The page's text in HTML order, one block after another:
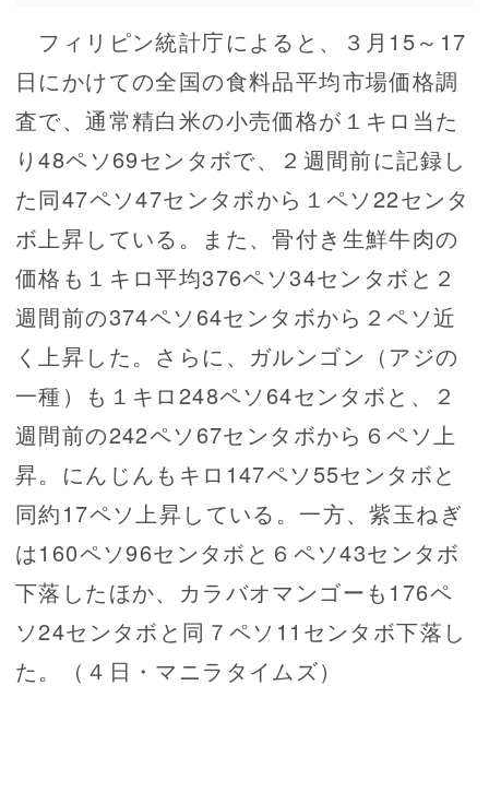
フィリピン統計庁によると、３月15～17
日にかけての全国の食料品平均市場価格調
査で、通常精白米の小売価格が１キロ当た
り48ペソ69センタボで、２週間前に記録し
た同47ペソ47センタボから１ペソ22センタ
ボ上昇している。また、骨付き生鮮牛肉の
価格も１キロ平均376ペソ34センタボと２
週間前の374ペソ64センタボから２ペソ近
く上昇した。さらに、ガルンゴン（アジの
一種）も１キロ248ペソ64センタボと、２
週間前の242ペソ67センタボから６ペソ上
昇。にんじんもキロ147ペソ55センタボと
同約17ペソ上昇している。一方、紫玉ねぎ
は160ペソ96センタボと６ペソ43センタボ
下落したほか、カラバオマンゴーも176ペ
ソ24センタボと同７ペソ11センタボ下落し
た。（４日・マニラタイムズ）